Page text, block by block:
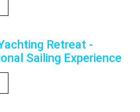
Retreat -
Sailing Experience